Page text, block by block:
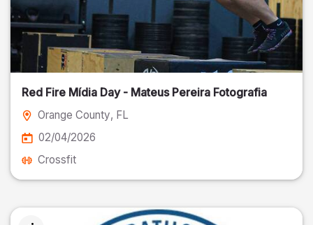
Red Fire Mídia Day - Mateus Pereira Fotografia
Orange County, FL
02/04/2026
Crossfit